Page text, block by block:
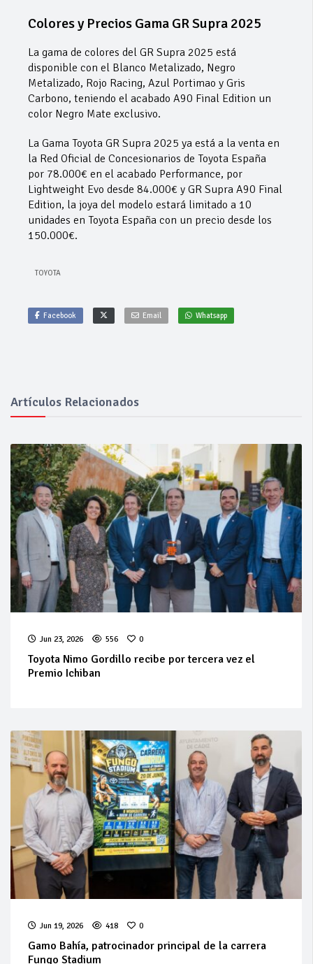
Colores y Precios Gama GR Supra 2025
La gama de colores del GR Supra 2025 está
disponible con el Blanco Metalizado, Negro
Metalizado, Rojo Racing, Azul Portimao y Gris
Carbono, teniendo el acabado A90 Final Edition un
color Negro Mate exclusivo.
La Gama Toyota GR Supra 2025 ya está a la venta en
la Red Oficial de Concesionarios de Toyota España
por 78.000€ en el acabado Performance, por
Lightweight Evo desde 84.000€ y GR Supra A90 Final
Edition, la joya del modelo estará limitado a 10
unidades en Toyota España con un precio desde los
150.000€.
TOYOTA
Facebook Email Whatsapp
Artículos Relacionados
Jun 23, 2026 556 0
Toyota Nimo Gordillo recibe por tercera vez el
Premio Ichiban
Jun 19, 2026 418 0
Gamo Bahía, patrocinador principal de la carrera
Fungo Stadium